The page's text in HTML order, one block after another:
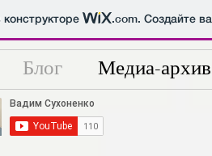
.com. Создайте
Блог Медиа-архив